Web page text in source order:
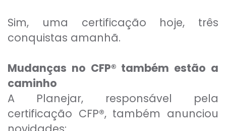
Sim, uma certificação hoje, três
conquistas amanhã.
Mudanças no CFP® também estão a
caminho
A Planejar, responsável pela
certificação CFP®, também anunciou